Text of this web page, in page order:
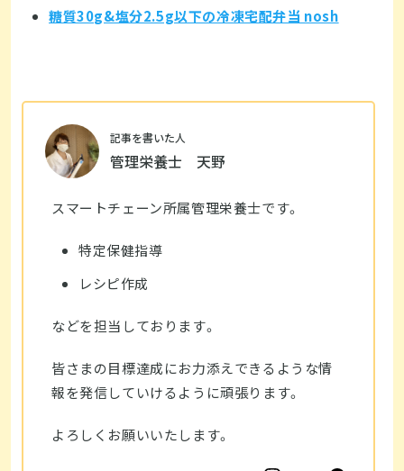
糖質30g&塩分2.5g以下の冷凍宅配弁当 nosh
記事を書いた人
管理栄養士 天野
スマートチェーン所属管理栄養士です。
特定保健指導
レシピ作成
などを担当しております。
皆さまの目標達成にお力添えできるような情
報を発信していけるように頑張ります。
よろしくお願いいたします。